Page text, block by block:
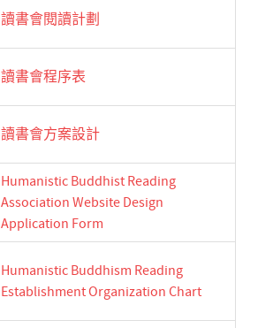
讀書會閱讀計劃
讀書會程序表
讀書會方案設計
Humanistic Buddhist Reading
Association Website Design
Application Form
Humanistic Buddhism Reading
Establishment Organization Chart